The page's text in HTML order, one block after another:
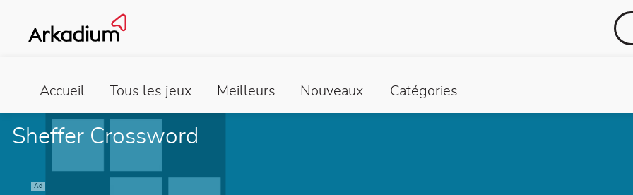
Accueil Tous les jeux Meilleurs Nouveaux Catégories
Sheffer Crossword
Ad